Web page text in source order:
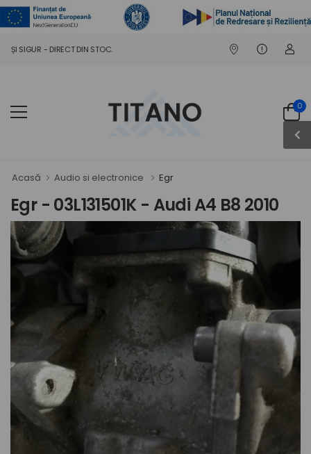
SIGUR - DIRECT DIN STOC.
0
Acasă Audio si electronice Egr
Egr - 03L131501K - Audi A4 B8 2010